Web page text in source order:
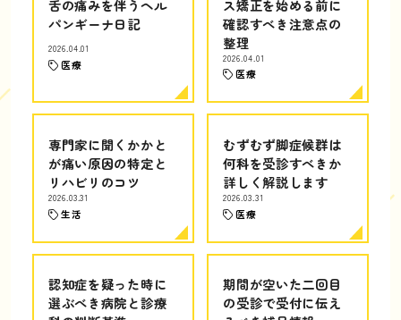
舌の痛みを伴うヘル
パンギーナ日記
2026.04.01
医療
ス矯正を始める前に
確認すべき注意点の
整理
2026.04.01
医療
専門家に聞くかかと
が痛い原因の特定と
リハビリのコツ
2026.03.31
生活
むずむず脚症候群は
何科を受診すべきか
詳しく解説します
2026.03.31
医療
認知症を疑った時に
選ぶべき病院と診療
期間が空いた二回目
の受診で受付に伝え